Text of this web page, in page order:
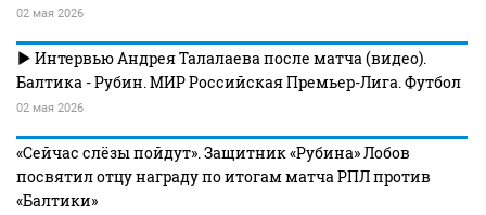
02 мая 2026
Интервью Андрея Талалаева после матча (видео).
Балтика - Рубин. МИР Российская Премьер-Лига. Футбол
02 мая 2026
«Сейчас слёзы пойдут». Защитник «Рубина» Лобов
посвятил отцу награду по итогам матча РПЛ против
«Балтики»